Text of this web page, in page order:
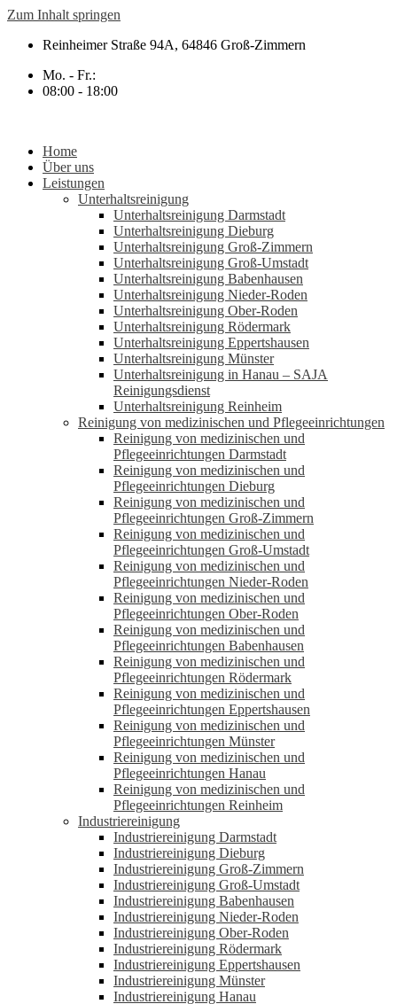
Zum Inhalt springen
Reinheimer Straße 94A, 64846 Groß-Zimmern
Mo. - Fr.:
08:00 - 18:00
Home
Über uns
Leistungen
Unterhaltsreinigung
Unterhaltsreinigung Darmstadt
Unterhaltsreinigung Dieburg
Unterhaltsreinigung Groß-Zimmern
Unterhaltsreinigung Groß-Umstadt
Unterhaltsreinigung Babenhausen
Unterhaltsreinigung Nieder-Roden
Unterhaltsreinigung Ober-Roden
Unterhaltsreinigung Rödermark
Unterhaltsreinigung Eppertshausen
Unterhaltsreinigung Münster
Unterhaltsreinigung in Hanau – SAJA
Reinigungsdienst
Unterhaltsreinigung Reinheim
Reinigung von medizinischen und Pflegeeinrichtungen
Reinigung von medizinischen und
Pflegeeinrichtungen Darmstadt
Reinigung von medizinischen und
Pflegeeinrichtungen Dieburg
Reinigung von medizinischen und
Pflegeeinrichtungen Groß-Zimmern
Reinigung von medizinischen und
Pflegeeinrichtungen Groß-Umstadt
Reinigung von medizinischen und
Pflegeeinrichtungen Nieder-Roden
Reinigung von medizinischen und
Pflegeeinrichtungen Ober-Roden
Reinigung von medizinischen und
Pflegeeinrichtungen Babenhausen
Reinigung von medizinischen und
Pflegeeinrichtungen Rödermark
Reinigung von medizinischen und
Pflegeeinrichtungen Eppertshausen
Reinigung von medizinischen und
Pflegeeinrichtungen Münster
Reinigung von medizinischen und
Pflegeeinrichtungen Hanau
Reinigung von medizinischen und
Pflegeeinrichtungen Reinheim
Industriereinigung
Industriereinigung Darmstadt
Industriereinigung Dieburg
Industriereinigung Groß-Zimmern
Industriereinigung Groß-Umstadt
Industriereinigung Babenhausen
Industriereinigung Nieder-Roden
Industriereinigung Ober-Roden
Industriereinigung Rödermark
Industriereinigung Eppertshausen
Industriereinigung Münster
Industriereinigung Hanau